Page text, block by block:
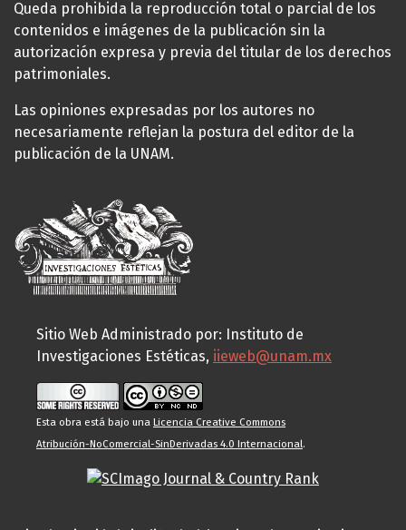
Queda prohibida la reproducción total o parcial de los
contenidos e imágenes de la publicación sin la
autorización expresa y previa del titular de los derechos
patrimoniales.
Las opiniones expresadas por los autores no
necesariamente reflejan la postura del editor de la
publicación de la UNAM.
Sitio Web Administrado por: Instituto de
Investigaciones Estéticas, iieweb@unam.mx
Esta obra está bajo una Licencia Creative Commons
Atribución-NoComercial-SinDerivadas 4.0 Internacional.